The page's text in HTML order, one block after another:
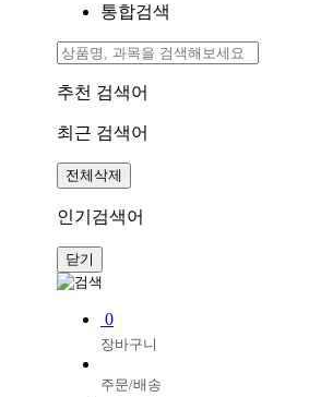
통합검색
추천 검색어
최근 검색어
전체삭제
인기검색어
닫기
0
장바구니
주문/배송